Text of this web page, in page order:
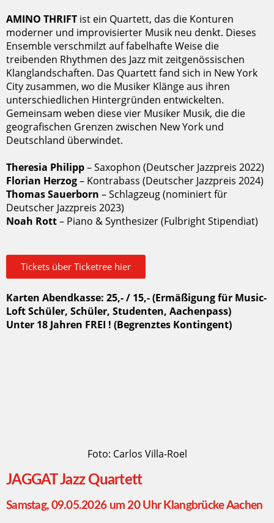
AMINO THRIFT ist ein Quartett, das die Konturen
moderner und improvisierter Musik neu denkt. Dieses
Ensemble verschmilzt auf fabelhafte Weise die
treibenden Rhythmen des Jazz mit zeitgenössischen
Klanglandschaften. Das Quartett fand sich in New York
City zusammen, wo die Musiker Klänge aus ihren
unterschiedlichen Hintergründen entwickelten.
Gemeinsam weben diese vier Musiker Musik, die die
geografischen Grenzen zwischen New York und
Deutschland überwindet.
Theresia Philipp– Saxophon (Deutscher Jazzpreis 2022)
Florian Herzog– Kontrabass (Deutscher Jazzpreis 2024)
Thomas Sauerborn – Schlagzeug (nominiert für
Deutscher Jazzpreis 2023)
Noah Rott– Piano & Synthesizer (Fulbright Stipendiat)
Tickets über Ticketree hier
Karten Abendkasse: 25,- / 15,- (Ermäßigung für Music-
Loft Schüler, Schüler, Studenten, Aachenpass)
Unter 18 Jahren FREI ! (Begrenztes Kontingent)
Foto: Carlos Villa-Roel
JAGGAT Jazz Quartett
Samstag, 09.05.2026 um 20 Uhr Klangbrücke Aachen